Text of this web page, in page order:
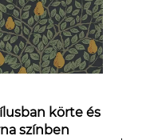
körte és
színben